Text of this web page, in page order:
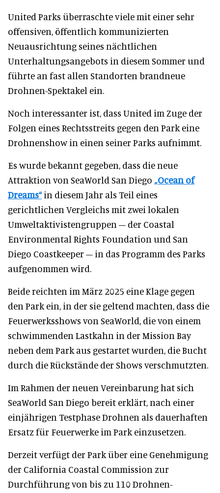
United Parks überraschte viele mit einer sehr
offensiven, öffentlich kommunizierten
Neuausrichtung seines nächtlichen
Unterhaltungsangebots in diesem Sommer und
führte an fast allen Standorten brandneue
Drohnen-Spektakel ein.
Noch interessanter ist, dass United im Zuge der
Folgen eines Rechtsstreits gegen den Park eine
Drohnenshow in einen seiner Parks aufnimmt.
Es wurde bekannt gegeben, dass die neue
Attraktion von SeaWorld San Diego „Ocean of
Dreams“ in diesem Jahr als Teil eines
gerichtlichen Vergleichs mit zwei lokalen
Umweltaktivistengruppen – der Coastal
Environmental Rights Foundation und San
Diego Coastkeeper – in das Programm des Parks
aufgenommen wird.
Beide reichten im März 2025 eine Klage gegen
den Park ein, in der sie geltend machten, dass die
Feuerwerksshows von SeaWorld, die von einem
schwimmenden Lastkahn in der Mission Bay
neben dem Park aus gestartet wurden, die Bucht
durch die Rückstände der Shows verschmutzten.
Im Rahmen der neuen Vereinbarung hat sich
SeaWorld San Diego bereit erklärt, nach einer
einjährigen Testphase Drohnen als dauerhaften
Ersatz für Feuerwerke im Park einzusetzen.
Derzeit verfügt der Park über eine Genehmigung
der California Coastal Commission zur
Durchführung von bis zu 110 Drohnen-